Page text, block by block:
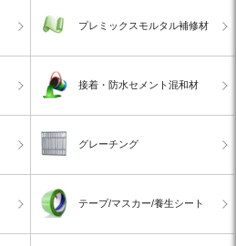
プレミックスモルタル補修材
接着・防水セメント混和材
グレーチング
テープ/マスカー/養生シート